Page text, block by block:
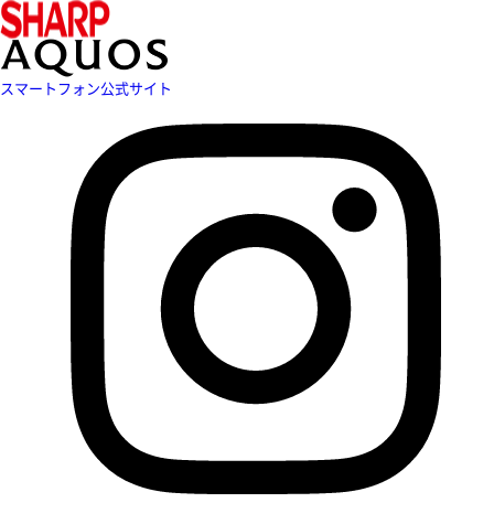
スマートフォン公式サイト